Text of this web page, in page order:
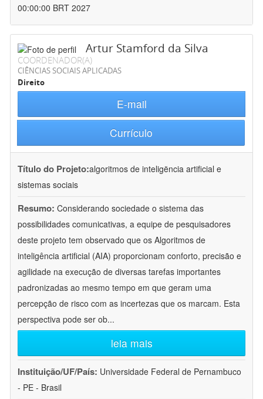
00:00:00 BRT 2027
Artur Stamford da Silva
COORDENADOR(A)
CIÊNCIAS SOCIAIS APLICADAS
Direito
E-mail
Currículo
Título do Projeto:algoritmos de inteligëncia artificial e
sistemas sociais
Resumo: Considerando sociedade o sistema das
possibilidades comunicativas, a equipe de pesquisadores
deste projeto tem observado que os Algoritmos de
inteligência artificial (AIA) proporcionam conforto, precisão e
agilidade na execução de diversas tarefas importantes
padronizadas ao mesmo tempo em que geram uma
percepção de risco com as incertezas que os marcam. Esta
perspectiva pode ser ob...
leia mais
Instituição/UF/País: Universidade Federal de Pernambuco
- PE - Brasil